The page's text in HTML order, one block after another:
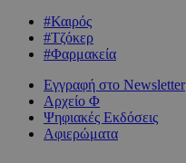
#Καιρός
#Τζόκερ
#Φαρμακεία
Εγγραφή στο Newsletter
Αρχείο Φ
Ψηφιακές Εκδόσεις
Αφιερώματα